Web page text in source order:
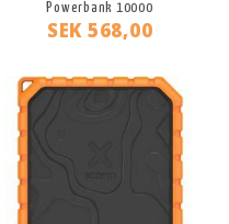
Powerbank 10000
SEK 568,00